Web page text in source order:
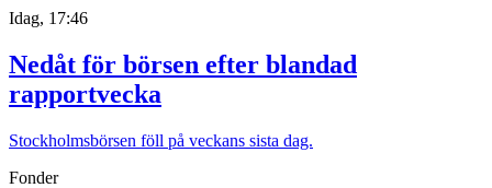
Idag, 17:46
Nedåt för börsen efter blandad
rapportvecka
Stockholmsbörsen föll på veckans sista dag.
Fonder